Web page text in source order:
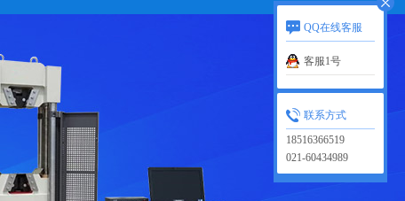
QQ在线客服
客服1号
联系方式
18516366519
021-60434989